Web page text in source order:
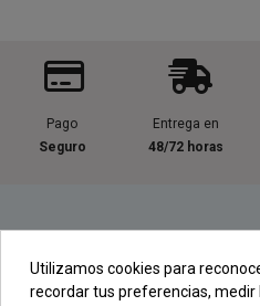
Pago
Seguro
Entrega en
48/72 horas
Utilizamos cookies para
recordar tus preferencias,